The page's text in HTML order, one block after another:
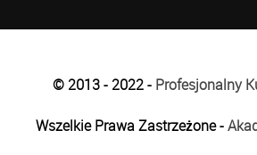
© 2013 - 2022 - Profesjonalny
Wszelkie Prawa Zastrzeżone -